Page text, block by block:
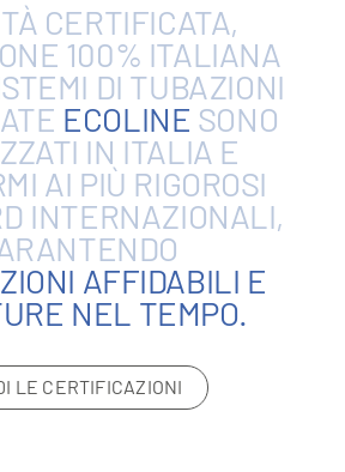
CERTIFICATA,
100% ITALIANA
DI TUBAZIONI
ECOLINE SONO
IN ITALIA E
AI PIÙ RIGOROSI
INTERNAZIONALI,
AFFIDABILI E
NEL TEMPO.
LE CERTIFICAZIONI